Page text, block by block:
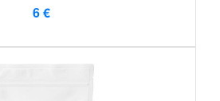
6 €